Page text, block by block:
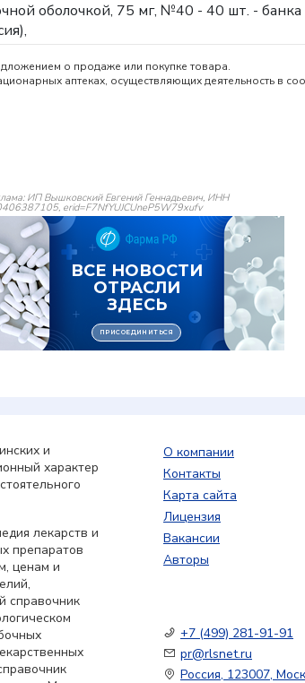
оболочкой, 75 мг, №40 - 40 шт. - банка
о продаже или покупке товара.
аптеках, осуществляющих деятельность в
ИП Вышковский Евгений Геннадьевич, ИНН
erid=F7NfYUJCUneP5W79xufv
и
характер
лекарств и
препаратов
ценам и
справочник
О компании
Контакты
Карта сайта
Лицензия
Вакансии
Авторы
+7 (499) 281-91-91
pr@rlsnet.ru
Россия, 123007,